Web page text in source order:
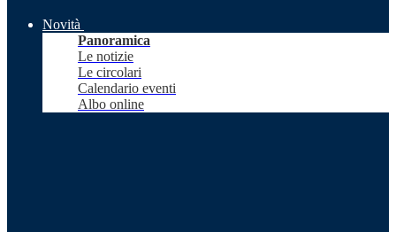
Novità
Panoramica
Le notizie
Le circolari
Calendario eventi
Albo online